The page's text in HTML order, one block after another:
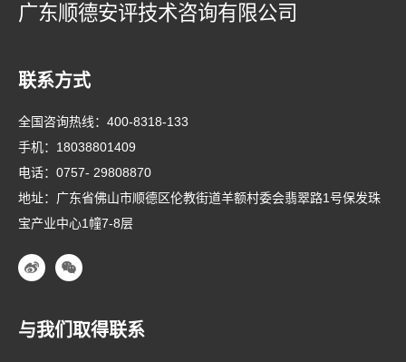
广东顺德安评技术咨询有限公司
联系方式
全国咨询热线： 400-8318-133
手机： 18038801409
电话： 0757- 29808870
地址：广东省佛山市顺德区伦教街道羊额村委会翡翠路1号保发珠
宝产业中心1幢7-8层
与我们取得联系